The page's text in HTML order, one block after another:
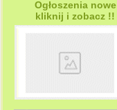
Ogłoszenia nowe
kliknij i zobacz !!